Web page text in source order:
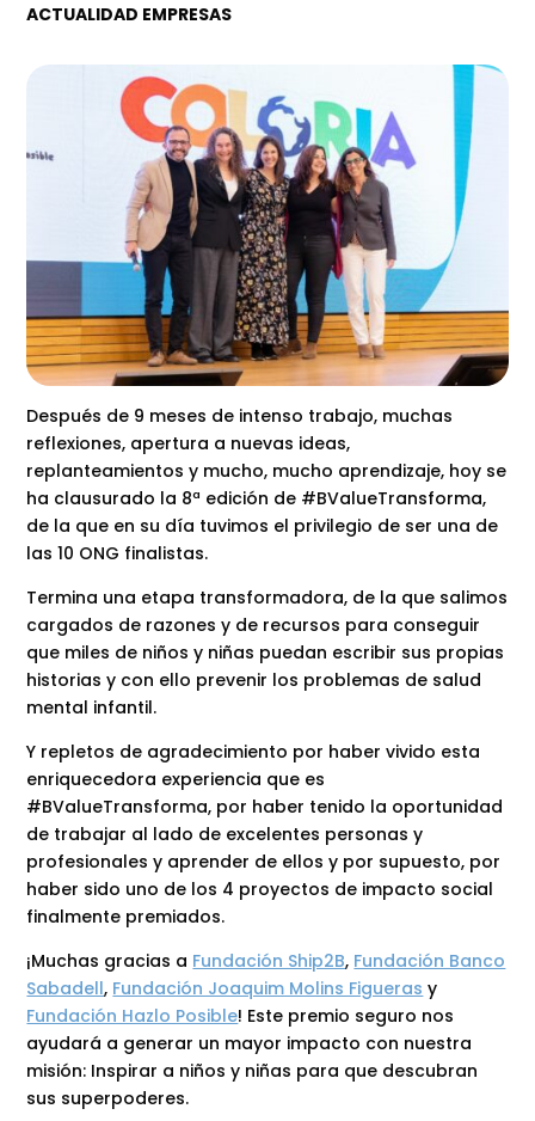
ACTUALIDAD EMPRESAS
Después de 9 meses de intenso trabajo, muchas
reflexiones, apertura a nuevas ideas,
replanteamientos y mucho, mucho aprendizaje, hoy se
ha clausurado la 8ª edición de #BValueTransforma,
de la que en su día tuvimos el privilegio de ser una de
las 10 ONG finalistas.
Termina una etapa transformadora, de la que salimos
cargados de razones y de recursos para conseguir
que miles de niños y niñas puedan escribir sus propias
historias y con ello prevenir los problemas de salud
mental infantil.
Y repletos de agradecimiento por haber vivido esta
enriquecedora experiencia que es
#BValueTransforma, por haber tenido la oportunidad
de trabajar al lado de excelentes personas y
profesionales y aprender de ellos y por supuesto, por
haber sido uno de los 4 proyectos de impacto social
finalmente premiados.
¡Muchas gracias a Fundación Ship2B, Fundación Banco
Sabadell, Fundación Joaquim Molins Figueras y
Fundación Hazlo Posible! Este premio seguro nos
ayudará a generar un mayor impacto con nuestra
misión: Inspirar a niños y niñas para que descubran
sus superpoderes.